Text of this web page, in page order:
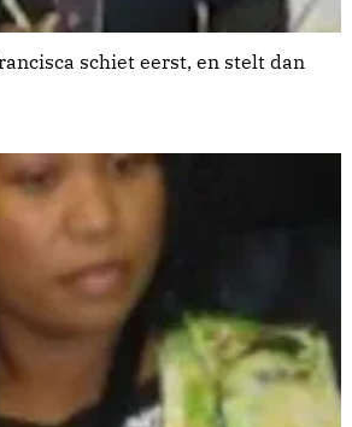
schiet eerst, en stelt dan